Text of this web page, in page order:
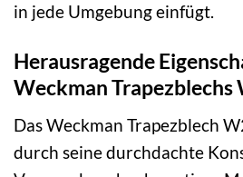
in jede Umgebung einfügt.
Herausragende
Weckman Trapezblechs
Das Weckman Trapezblech
durch seine durchdachte